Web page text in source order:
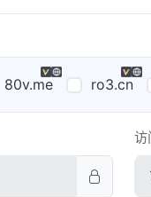
80v.me ro3.cn
访